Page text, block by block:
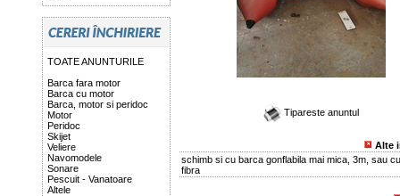
TOATE ANUNTURILE
Barca fara motor
Barca cu motor
Barca, motor si peridoc
Motor
Peridoc
Skijet
Veliere
Navomodele
Sonare
Pescuit - Vanatoare
Altele
Tipareste anuntul
Alte
schimb si cu barca gonflabila mai mica, 3m, sau
fibra